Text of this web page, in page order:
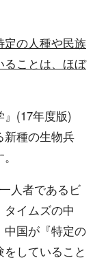
定の人種や民族
ることは、ほぼ
』(17年度版)
新種の生物兵
人者であるビ
イムズの中
中国が『特定の
していること